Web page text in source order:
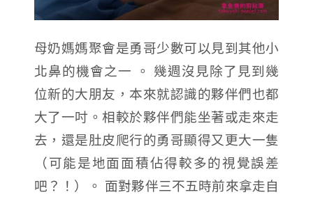
母奶媽媽聚會是勇哥少數可以見到其他小
北鼻的機會之一 。 幾週沒見除了見到幾
位新的大朋友，本來就認識的夥伴們也都
大了一吋。相較於夥伴們能坐著或走來走
去，還是肚皮爬行的勇哥顯得又更大一隻
（可能是地面面積佔得較多的視覺誤差
吧？！）。 面對夥伴三不五時前來拿走自